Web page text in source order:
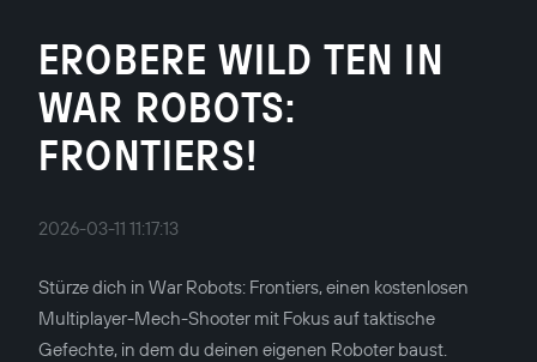
EROBERE WILD TEN IN
WAR ROBOTS:
FRONTIERS!
2026-03-11 11:17:13
Stürze dich in War Robots: Frontiers, einen kostenlosen
Multiplayer-Mech-Shooter mit Fokus auf taktische
Gefechte, in dem du deinen eigenen Roboter baust.